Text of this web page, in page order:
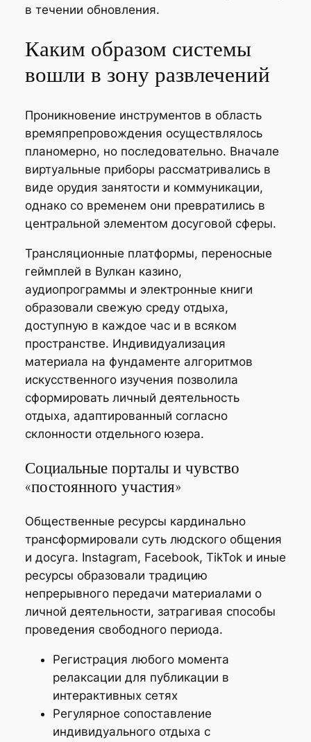
в течении обновления.
Каким образом системы
вошли в зону развлечений
Проникновение инструментов в область
времяпрепровождения осуществлялось
планомерно, но последовательно. Вначале
виртуальные приборы рассматривались в
виде орудия занятости и коммуникации,
однако со временем они превратились в
центральной элементом досуговой сферы.
Трансляционные платформы, переносные
геймплей в Вулкан казино,
аудиопрограммы и электронные книги
образовали свежую среду отдыха,
доступную в каждое час и в всяком
пространстве. Индивидуализация
материала на фундаменте алгоритмов
искусственного изучения позволила
сформировать личный деятельность
отдыха, адаптированный согласно
склонности отдельного юзера.
Социальные порталы и чувство
«постоянного участия»
Общественные ресурсы кардинально
трансформировали суть людского общения
и досуга. Instagram, Facebook, TikTok и иные
ресурсы образовали традицию
непрерывного передачи материалами о
личной деятельности, затрагивая способы
проведения свободного периода.
Регистрация любого момента
релаксации для публикации в
интерактивных сетях
Регулярное сопоставление
индивидуального отдыха с